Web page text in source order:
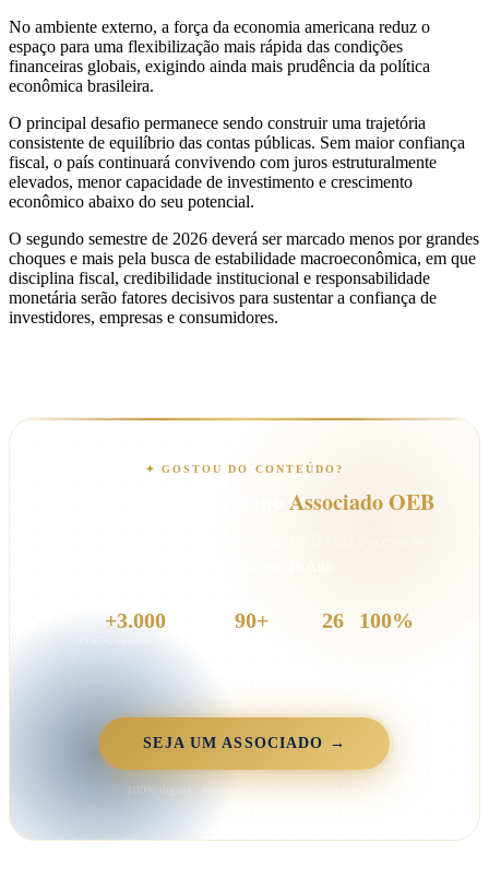
No ambiente externo, a força da economia americana reduz o
espaço para uma flexibilização mais rápida das condições
financeiras globais, exigindo ainda mais prudência da política
econômica brasileira.
O principal desafio permanece sendo construir uma trajetória
consistente de equilíbrio das contas públicas. Sem maior confiança
fiscal, o país continuará convivendo com juros estruturalmente
elevados, menor capacidade de investimento e crescimento
econômico abaixo do seu potencial.
O segundo semestre de 2026 deverá ser marcado menos por grandes
choques e mais pela busca de estabilidade macroeconômica, em que
disciplina fiscal, credibilidade institucional e responsabilidade
monetária serão fatores decisivos para sustentar a confiança de
investidores, empresas e consumidores.
✦ GOSTOU DO CONTEÚDO?
Associado OEB
+3.000 90+ 26 100%
SEJA UM ASSOCIADO →
100% digital · Acesso imediato após o cadastro